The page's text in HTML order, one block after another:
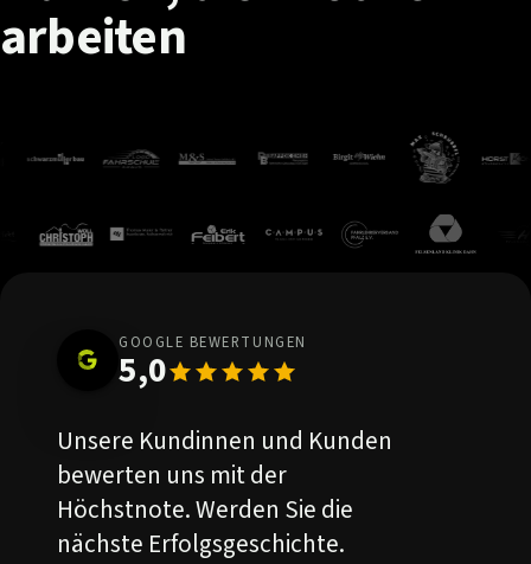
arbeiten
GOOGLE BEWERTUNGEN
5,0
Unsere Kundinnen und Kunden
bewerten uns mit der
Höchstnote. Werden Sie die
nächste Erfolgsgeschichte.